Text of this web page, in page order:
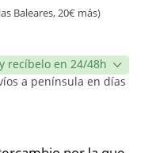
Baleares, 20€ más)
y recíbelo en 24/48h
a península en días